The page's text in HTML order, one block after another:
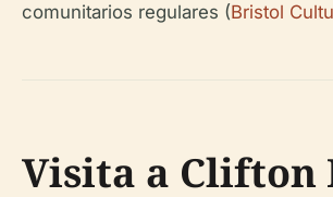
comunitarios regulares (Bristol
Visita a Clifton